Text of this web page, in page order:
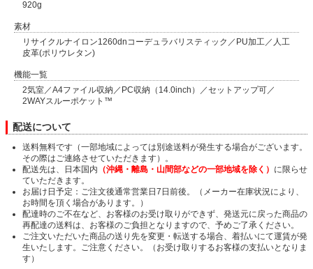
920g
素材
リサイクルナイロン1260dnコーデュラバリスティック／PU加工／人工
皮革(ポリウレタン)
機能一覧
2気室／A4ファイル収納／PC収納（14.0inch）／セットアップ可／
2WAYスルーポケット™
配送について
送料無料です（一部地域によっては別途送料が発生する場合がございます。
その際はご連絡させていただきます）。
配送先は、日本国内 （沖縄・離島・山間部などの一部地域を除く） に限らせ
ていただきます。
お届け日予定：ご注文後通常営業日7日前後。（メーカー在庫状況により、
お時間を頂く場合があります。）
配達時のご不在など、お客様のお受け取りができず、発送元に戻った商品の
再配達の送料は、お客様のご負担となりますので、予めご了承ください。
ご注文いただいた商品の送り先を変更・転送する場合、着払いにて運賃が発
生いたします。ご注意ください。（お受け取りするお客様の支払いとなりま
す）